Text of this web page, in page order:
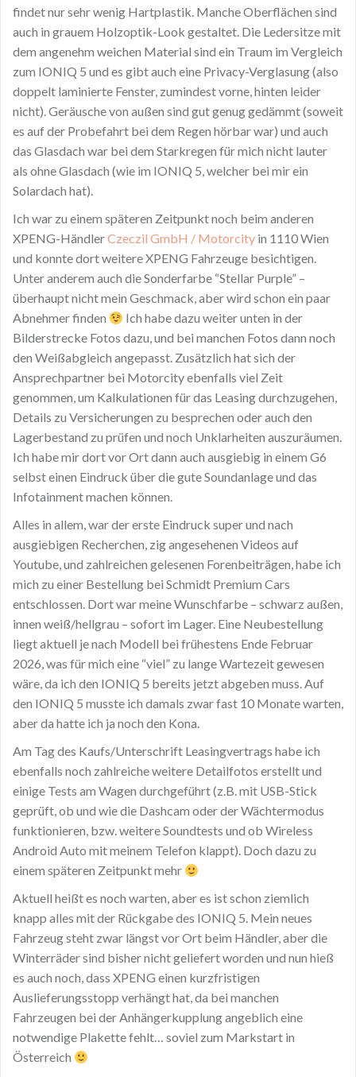
findet nur sehr wenig Hartplastik. Manche Oberflächen sind
auch in grauem Holzoptik-Look gestaltet. Die Ledersitze mit
dem angenehm weichen Material sind ein Traum im Vergleich
zum IONIQ 5 und es gibt auch eine Privacy-Verglasung (also
doppelt laminierte Fenster, zumindest vorne, hinten leider
nicht). Geräusche von außen sind gut genug gedämmt (soweit
es auf der Probefahrt bei dem Regen hörbar war) und auch
das Glasdach war bei dem Starkregen für mich nicht lauter
als ohne Glasdach (wie im IONIQ 5, welcher bei mir ein
Solardach hat).
Ich war zu einem späteren Zeitpunkt noch beim anderen
XPENG-HändlerCzeczil GmbH / Motorcity in 1110 Wien
und konnte dort weitere XPENG Fahrzeuge besichtigen.
Unter anderem auch die Sonderfarbe “Stellar Purple” –
überhaupt nicht mein Geschmack, aber wird schon ein paar
Abnehmer finden
Ich habe dazu weiter unten in der
Bilderstrecke Fotos dazu, und bei manchen Fotos dann noch
den Weißabgleich angepasst. Zusätzlich hat sich der
Ansprechpartner bei Motorcity ebenfalls viel Zeit
genommen, um Kalkulationen für das Leasing durchzugehen,
Details zu Versicherungen zu besprechen oder auch den
Lagerbestand zu prüfen und noch Unklarheiten auszuräumen.
Ich habe mir dort vor Ort dann auch ausgiebig in einem G6
selbst einen Eindruck über die gute Soundanlage und das
Infotainment machen können.
Alles in allem, war der erste Eindruck super und nach
ausgiebigen Recherchen, zig angesehenen Videos auf
Youtube, und zahlreichen gelesenen Forenbeiträgen, habe ich
mich zu einer Bestellung bei Schmidt Premium Cars
entschlossen. Dort war meine Wunschfarbe – schwarz außen,
innen weiß/hellgrau – sofort im Lager. Eine Neubestellung
liegt aktuell je nach Modell bei frühestens Ende Februar
2026, was für mich eine “viel” zu lange Wartezeit gewesen
wäre, da ich den IONIQ 5 bereits jetzt abgeben muss. Auf
den IONIQ 5 musste ich damals zwar fast 10 Monate warten,
aber da hatte ich ja noch den Kona.
Am Tag des Kaufs/Unterschrift Leasingvertrags habe ich
ebenfalls noch zahlreiche weitere Detailfotos erstellt und
einige Tests am Wagen durchgeführt (z.B. mit USB-Stick
geprüft, ob und wie die Dashcam oder der Wächtermodus
funktionieren, bzw. weitere Soundtests und ob Wireless
Android Auto mit meinem Telefon klappt). Doch dazu zu
einem späteren Zeitpunkt mehr
Aktuell heißt es noch warten, aber es ist schon ziemlich
knapp alles mit der Rückgabe des IONIQ 5. Mein neues
Fahrzeug steht zwar längst vor Ort beim Händler, aber die
Winterräder sind bisher nicht geliefert worden und nun hieß
es auch noch, dass XPENG einen kurzfristigen
Auslieferungsstopp verhängt hat, da bei manchen
Fahrzeugen bei der Anhängerkupplung angeblich eine
notwendige Plakette fehlt… soviel zum Markstart in
Österreich